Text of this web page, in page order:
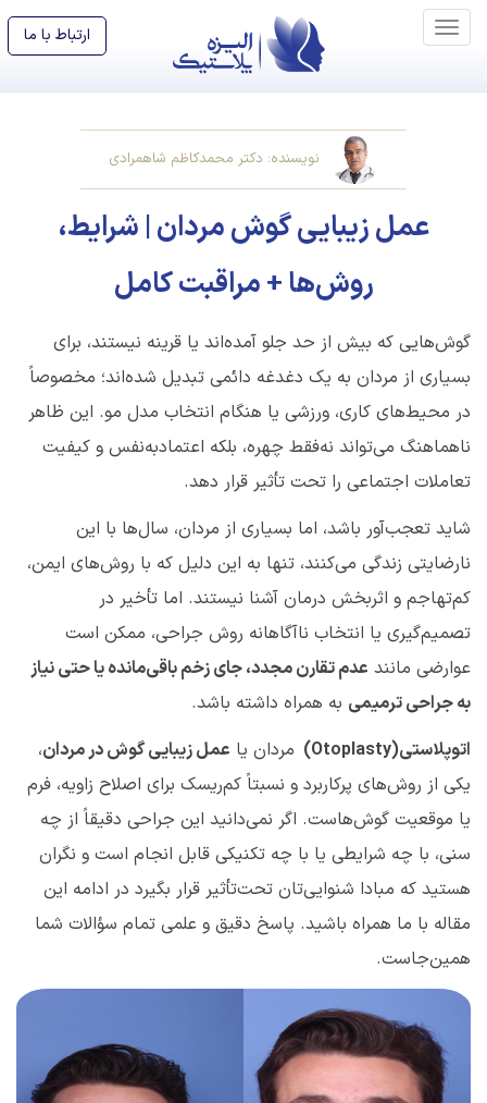
ارتباط با ما
نویسنده: دکتر محمدکاظم شاهمرادی
عمل زیبایی گوش مردان | شرایط،
روش‌ها + مراقبت کامل
گوش‌هایی که بیش از حد جلو آمده‌اند یا قرینه نیستند، برای
بسیاری از مردان به یک دغدغه دائمی تبدیل شده‌اند؛ مخصوصاً
در محیط‌های کاری، ورزشی یا هنگام انتخاب مدل مو. این ظاهر
ناهماهنگ می‌تواند نه‌فقط چهره، بلکه اعتمادبه‌نفس و کیفیت
تعاملات اجتماعی را تحت تأثیر قرار دهد.
شاید تعجب‌آور باشد، اما بسیاری از مردان، سال‌ها با این
نارضایتی زندگی می‌کنند، تنها به این دلیل که با روش‌های ایمن،
کم‌تهاجم و اثربخش درمان آشنا نیستند. اما تأخیر در
تصمیم‌گیری یا انتخاب ناآگاهانه روش جراحی، ممکن است
عوارضی مانند عدم تقارن مجدد، جای زخم باقی‌مانده یا حتی نیاز
به جراحی ترمیمی به همراه داشته باشد.
اتوپلاستی(Otoplasty) مردان یا عمل زیبایی گوش در مردان،
یکی از روش‌های پرکاربرد و نسبتاً کم‌ریسک برای اصلاح زاویه، فرم
یا موقعیت گوش‌هاست. اگر نمی‌دانید این جراحی دقیقاً از چه
سنی، با چه شرایطی یا با چه تکنیکی قابل انجام است و نگران
هستید که مبادا شنوایی‌تان تحت‌تأثیر قرار بگیرد در ادامه این
مقاله با ما همراه باشید. پاسخ دقیق و علمی تمام سؤالات شما
همین‌جاست.